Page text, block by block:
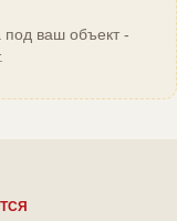
под ваш объект -